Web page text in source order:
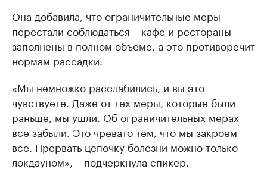
Она добавила, что ограничительные меры
перестали соблюдаться – кафе и рестораны
заполнены в полном объеме, а это противоречит
нормам рассадки.
«Мы немножко расслабились, и вы это
чувствуете. Даже от тех меры, которые были
раньше, мы ушли. Об ограничительных мерах
все забыли. Это чревато тем, что мы закроем
все. Прервать цепочку болезни можно только
локдауном», – подчеркнула спикер.